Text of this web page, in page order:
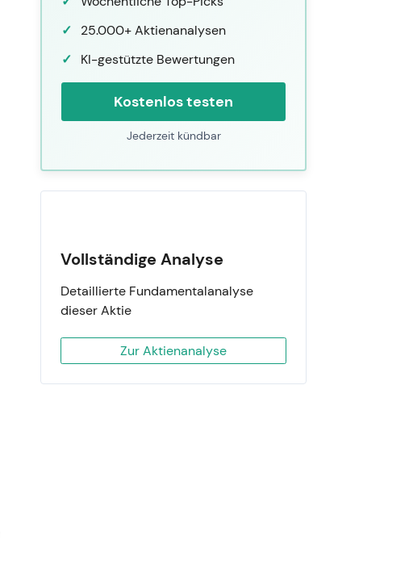
25.000+ Aktienanalysen
KI-gestützte Bewertungen
Kostenlos testen
Jederzeit kündbar
Vollständige Analyse
Detaillierte Fundamentalanalyse
dieser Aktie
Zur Aktienanalyse